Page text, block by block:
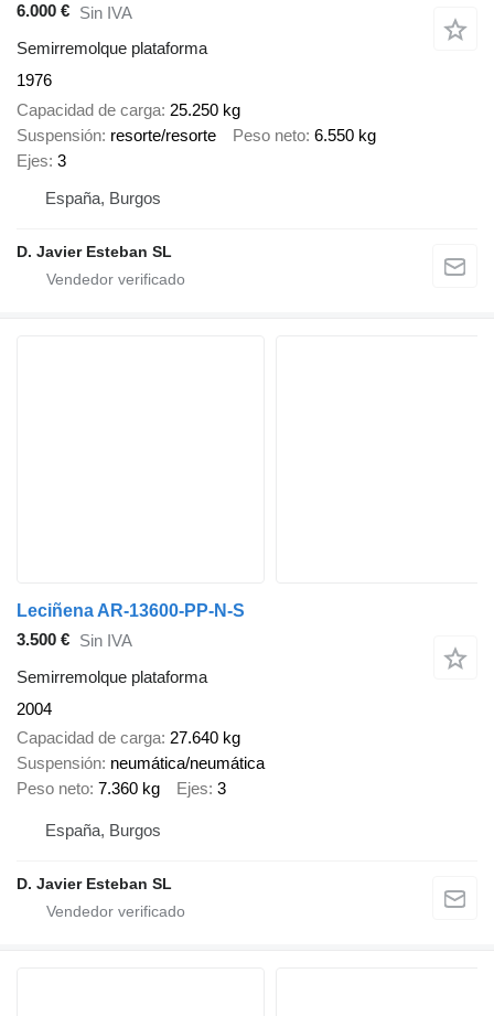
6.000 € Sin IVA
Semirremolque plataforma
1976
Capacidad de carga 25.250 kg
Suspensión resorte/resorte Peso neto 6.550 kg
Ejes 3
España, Burgos
D. Javier Esteban SL
Leciñena AR-13600-PP-N-S
3.500 € Sin IVA
Semirremolque plataforma
2004
Capacidad de carga 27.640 kg
Suspensión neumática/neumática
Peso neto 7.360 kg Ejes 3
España, Burgos
D. Javier Esteban SL